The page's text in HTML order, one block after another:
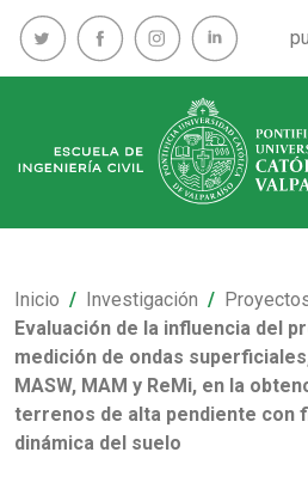
Inicio Investigación
Evaluación de la influencia del
medición de ondas
MASW, MAM y ReMi, en la
terrenos de alta pendiente con
dinámica del suelo